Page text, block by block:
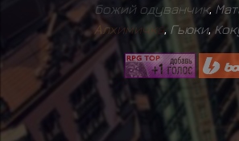
божий одуванчик,
А лхимичка, Гьюки,